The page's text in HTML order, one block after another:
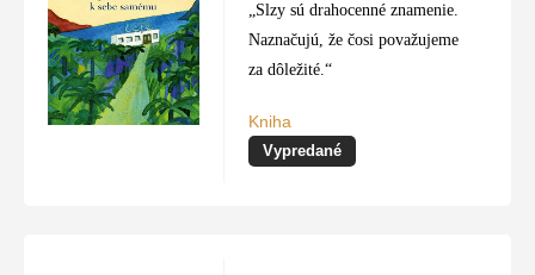
„Slzy sú drahocenné znamenie.
Naznačujú, že čosi považujeme
za dôležité.“
Kniha
Vypredané